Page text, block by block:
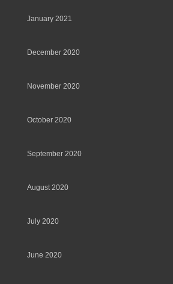
January 2021
December 2020
November 2020
October 2020
September 2020
August 2020
July 2020
June 2020